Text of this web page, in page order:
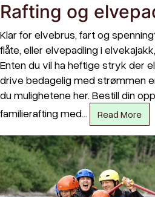
Rafting og
Klar for elvebrus, fart og
flåte, eller elvepadling i
Enten du vil ha heftige stryk der
drive bedagelig med strømmen
du mulighetene her. Bestill din
familierafting med…
Read More